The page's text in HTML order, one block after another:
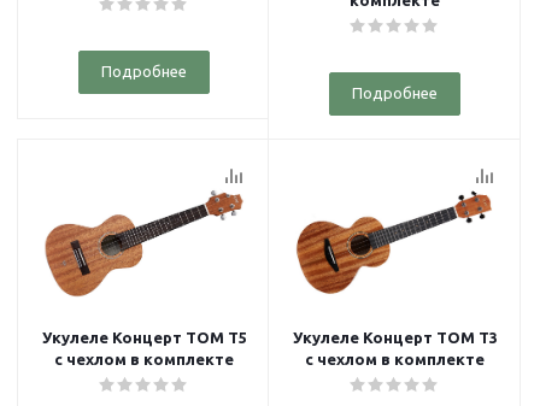
Подробнее
Подробнее
Укулеле Концерт TOM T5
с чехлом в комплекте
Укулеле Концерт TOM T3
с чехлом в комплекте